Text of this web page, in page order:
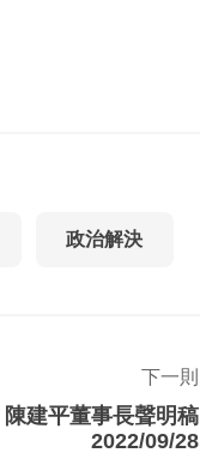
政治解決
下一則
陳建平董事長聲明稿
2022/09/28